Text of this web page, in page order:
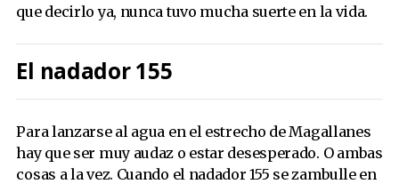
que decirlo ya, nunca tuvo mucha suerte en la vida.
El nadador 155
Para lanzarse al agua en el estrecho de Magallanes
hay que ser muy audaz o estar desesperado. O ambas
cosas a la vez. Cuando el nadador 155 se zambulle en